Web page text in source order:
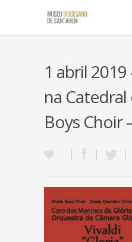
1 abril
na
Boys Choir